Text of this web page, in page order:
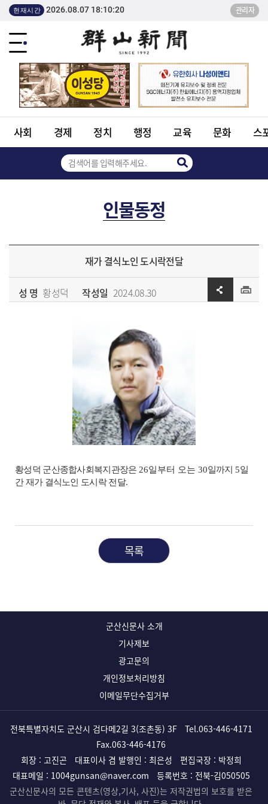
현재시간 2026.08.07 18:10:20 관리자
사회 경제 정치 행정 교육 문화 스
인물동정
재가 결식노인 도시락전달
성 명 황성덕 작성일 2024.08.30
황성덕 군산종합사회복지관장은 26일부터 오는 30일까지 5일
간 재가 결식노인 도시락 전달.
목록
군산신문사 소개
기사제보
광고문의
개인정보처리방침
이메일무단수집거부
전북특별자치도 군산시 검다메2길 3(조촌동) 3F Tel.063-446-4171
Fax.063-446-4176
회장 : 고진곤
대표이사 겸 발행인 : 최은성
편집국장 : 박정희
대표메일 : 1004gunsan@naver.com
등록번호 : 전북-김050505
군산신문사의 모든 콘텐츠(영상,기사, 사진)는 저작권법의 보호를 받은